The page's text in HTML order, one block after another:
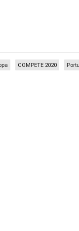
COMPETE 2020